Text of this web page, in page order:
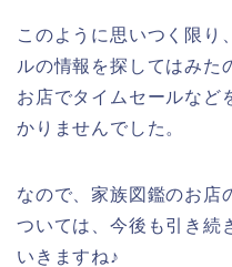
このように思いつく限り
ルの情報を探してはみた
お店でタイムセールなど
かりませんでした。
なので、家族図鑑のお店
ついては、今後も引き続
いきますね♪